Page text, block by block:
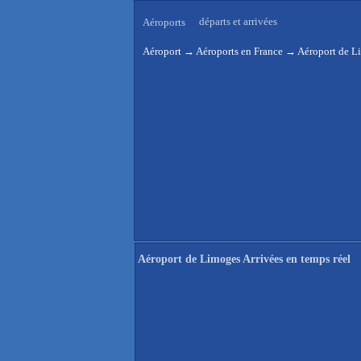
Aéroports départs et arrivées
Aéroport → Aéroports en France → Aéroport de
Aéroport de Limoges Arrivées en temps réel